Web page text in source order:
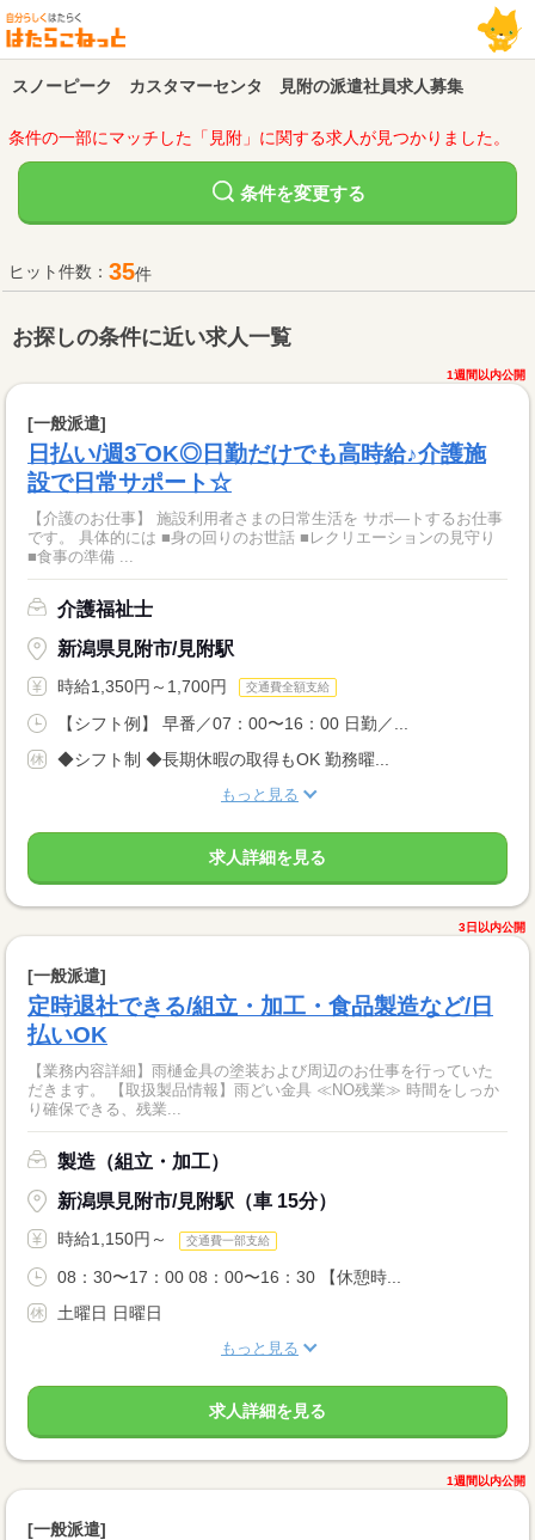
スノーピーク カスタマーセンタ 見附の派遣社員求人募集
条件の一部にマッチした「見附」に関する求人が見つかりました。
条件を変更する
ヒット件数： 35件
お探しの条件に近い求人一覧
1週間以内公開
[一般派遣]
日払い/週3‾OK◎日勤だけでも高時給♪介護施
設で日常サポート☆
【介護のお仕事】 施設利用者さまの日常生活を サポ―トするお仕事
です。 具体的には ■身の回りのお世話 ■レクリエーションの見守り
■食事の準備 ...
介護福祉士
新潟県見附市/見附駅
時給1,350円～1,700円 交通費全額支給
【シフト例】 早番／07：00〜16：00 日勤／...
◆シフト制 ◆長期休暇の取得もOK 勤務曜...
もっと見る
求人詳細を見る
3日以内公開
[一般派遣]
定時退社できる/組立・加工・食品製造など/日
払いOK
【業務内容詳細】雨樋金具の塗装および周辺のお仕事を行っていた
だきます。 【取扱製品情報】雨どい金具 ≪NO残業≫ 時間をしっか
り確保できる、残業...
製造（組立・加工）
新潟県見附市/見附駅（車 15分）
時給1,150円～ 交通費一部支給
08：30〜17：00 08：00〜16：30 【休憩時...
土曜日 日曜日
もっと見る
求人詳細を見る
1週間以内公開
[一般派遣]